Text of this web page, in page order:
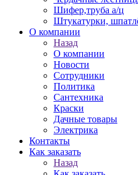
Шифер,труба а/ц
Штукатурки,
О компании
Назад
О компании
Новости
Сотрудники
Политика
Сантехника
Краски
Дачные товары
Электрика
Контакты
Как заказать
Назад